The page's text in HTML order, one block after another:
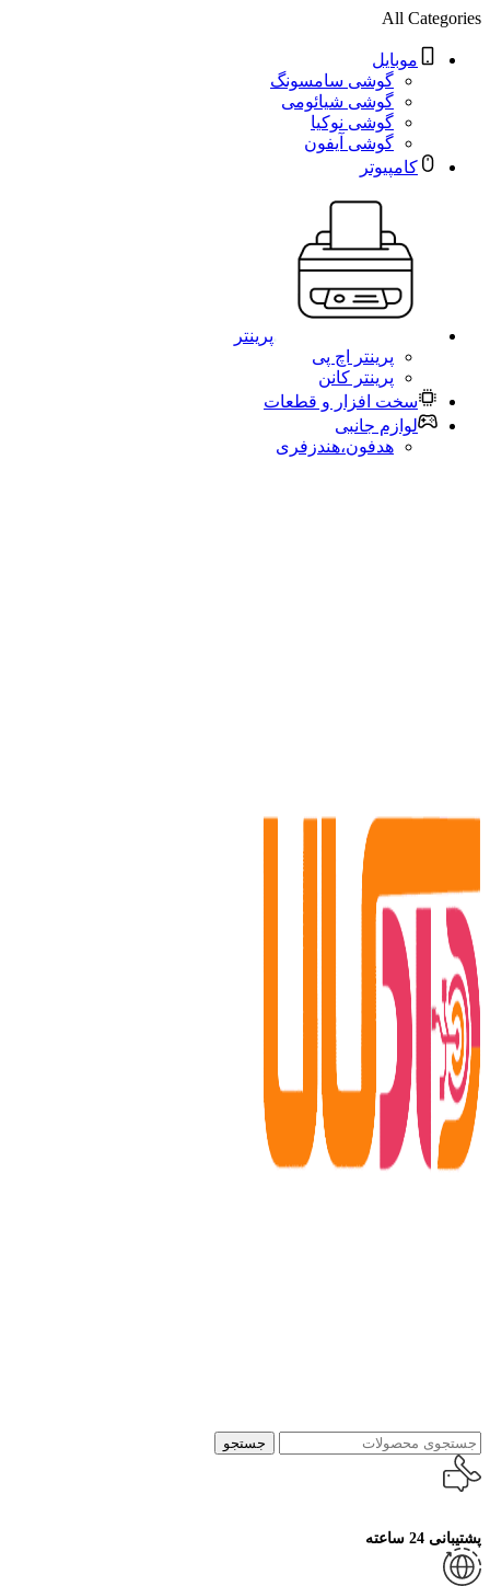
All Categories
موبایل
گوشی سامسونگ
گوشی شیائومی
گوشی نوکیا
گوشی آیفون
کامپیوتر
پرینتر
پرینتر اچ پی
پرینتر کانن
سخت افزار و قطعات
لوازم جانبی
هدفون،هندزفری
جستجو
پشتیبانی 24 ساعته